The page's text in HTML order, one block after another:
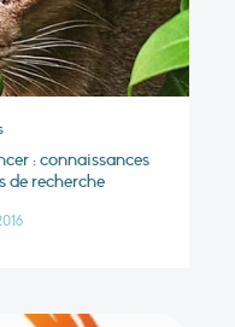
: connaissances
de recherche